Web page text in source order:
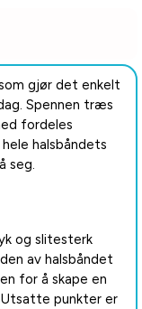
gjør det enkelt
Spennen træs
fordeles
halsbåndets
seg.
og slitesterk
av halsbåndet
for å skape en
punkter er